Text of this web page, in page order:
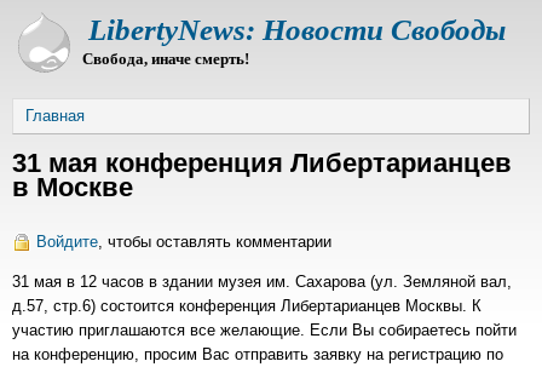
Перейти
основному
LibertyNews: Новости Свободы
Свобода, иначе смерть!
Строка
навигации
Главная
31 мая конференция Либертарианцев
в Москве
Войдите , чтобы оставлять комментарии
31 мая в 12 часов в здании музея им. Сахарова (ул. Земляной вал,
д.57, стр.6) состоится конференция Либертарианцев Москвы. К
участию приглашаются все желающие. Если Вы собираетесь пойти
на конференцию, просим Вас отправить заявку на регистрацию по